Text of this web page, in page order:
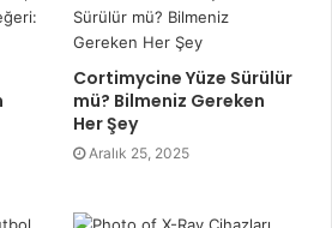
Cortimycine Yüze Sürülür
mü? Bilmeniz Gereken
Her Şey
Aralık 25, 2025